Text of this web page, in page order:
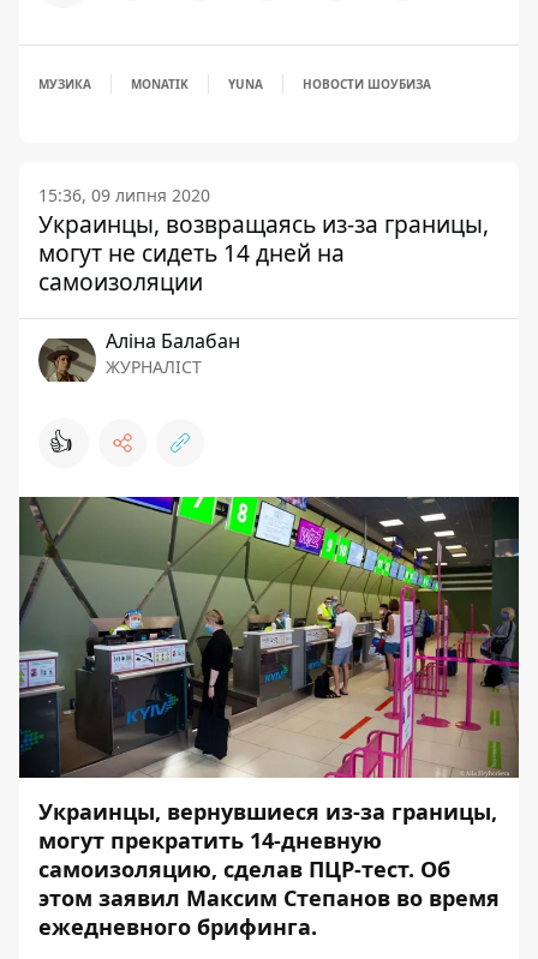
МУЗИКА MONATIK YUNA НОВОСТИ ШОУБИЗА
15:36, 09 липня 2020
Украинцы, возвращаясь из-за границы,
могут не сидеть 14 дней на
самоизоляции
Аліна Балабан
ЖУРНАЛІСТ
👍
Украинцы, вернувшиеся из-за границы,
могут прекратить 14-дневную
самоизоляцию, сделав ПЦР-тест. Об
этом заявил Максим Степанов во время
ежедневного брифинга.